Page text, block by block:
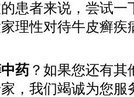
患者来说，尝试一
理性对待牛皮癣疾
药 ？如果您还有
，我们竭诚为您服